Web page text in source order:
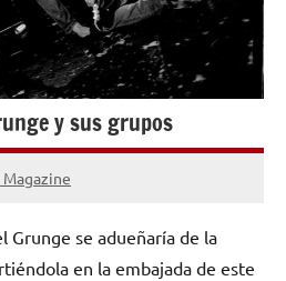
y sus grupos
Magazine
Grunge se adueñaría de la
en la embajada de este